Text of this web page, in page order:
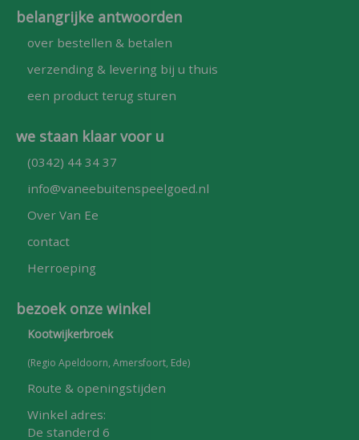
belangrijke antwoorden
over bestellen & betalen
verzending & levering bij u thuis
een product terug sturen
we staan klaar voor u
(0342) 44 34 37
info@vaneebuitenspeelgoed.nl
Over Van Ee
contact
Herroeping
bezoek onze winkel
Kootwijkerbroek
(Regio Apeldoorn, Amersfoort, Ede)
Route & openingstijden
Winkel adres:
De standerd 6